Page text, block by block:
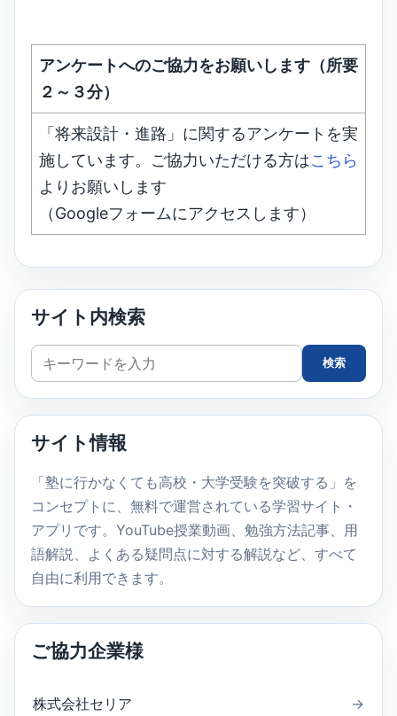
アンケートへのご協力をお願いします（所要
２～３分）
「将来設計・進路」に関するアンケートを実
施しています。ご協力いただける方はこちら
よりお願いします
（Googleフォームにアクセスします）
サイト内検索
サ
イ
ト
検
索
検索
サイト情報
「塾に行かなくても高校・大学受験を突破する」を
コンセプトに、無料で運営されている学習サイト・
アプリです。YouTube授業動画、勉強方法記事、用
語解説、よくある疑問点に対する解説など、すべて
自由に利用できます。
ご協力企業様
株式会社セリア →